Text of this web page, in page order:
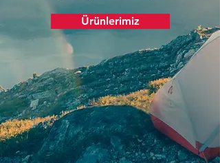
Ürünlerimiz